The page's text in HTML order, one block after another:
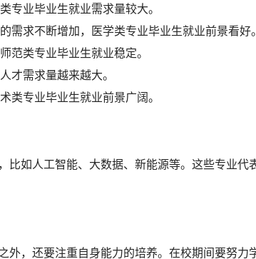
专业毕业生就业需求量较大。
需求不断增加，医学类专业毕业生就业前景看好。
范类专业毕业生就业稳定。
才需求量越来越大。
类专业毕业生就业前景广阔。